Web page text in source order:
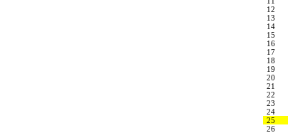
12
13
14
15
16
17
18
19
20
21
22
23
24
25
26